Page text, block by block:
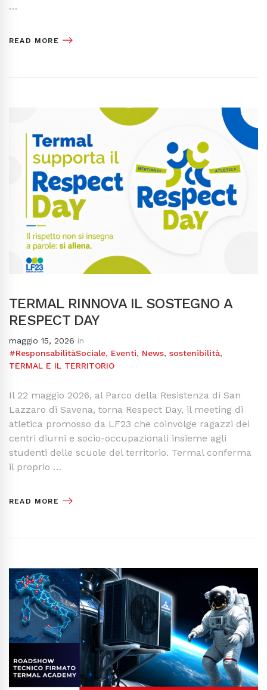
…
READ MORE
TERMAL RINNOVA IL SOSTEGNO A
RESPECT DAY
maggio 15, 2026 in
#ResponsabilitàSociale, Eventi, News, sostenibilità,
TERMAL E IL TERRITORIO
Il 22 maggio 2026, al Parco della Resistenza di San
Lazzaro di Savena, torna Respect Day, il meeting di
atletica promosso da LF23 che coinvolge ragazzi dei
centri diurni e socio-occupazionali insieme agli
studenti delle scuole del territorio. Termal conferma
il proprio …
READ MORE